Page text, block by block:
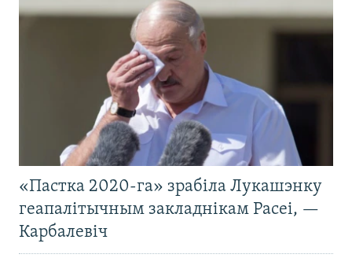
«Пастка 2020-га» зрабіла Лукашэнку
геапалітычным закладнікам Расеі, —
Карбалевіч